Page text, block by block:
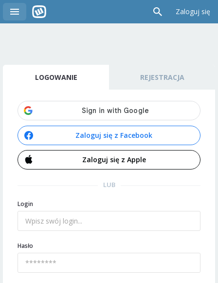
Zaloguj się
LOGOWANIE REJESTRACJA
Zaloguj się z Facebook
Zaloguj się z Apple
LUB
Login
Hasło